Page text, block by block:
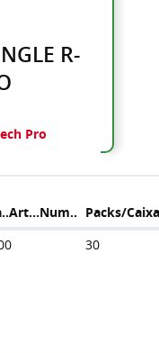
R-
Pro
Packs/
30